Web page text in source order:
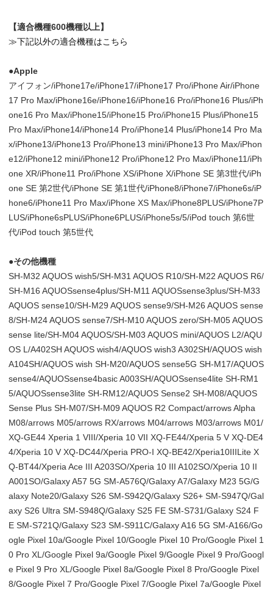
【適合機種600機種以上】
≫下記以外の適合機種はこちら
●Apple
アイフォン/iPhone17e/iPhone17/iPhone17 Pro/iPhone Air/iPhone
17 Pro Max/iPhone16e/iPhone16/iPhone16 Pro/iPhone16 Plus/iPh
one16 Pro Max/iPhone15/iPhone15 Pro/iPhone15 Plus/iPhone15
Pro Max/iPhone14/iPhone14 Pro/iPhone14 Plus/iPhone14 Pro Ma
x/iPhone13/iPhone13 Pro/iPhone13 mini/iPhone13 Pro Max/iPhon
e12/iPhone12 mini/iPhone12 Pro/iPhone12 Pro Max/iPhone11/iPh
one XR/iPhone11 Pro/iPhone XS/iPhone X/iPhone SE 第3世代/iPh
one SE 第2世代/iPhone SE 第1世代/iPhone8/iPhone7/iPhone6s/iP
hone6/iPhone11 Pro Max/iPhone XS Max/iPhone8PLUS/iPhone7P
LUS/iPhone6sPLUS/iPhone6PLUS/iPhone5s/5/iPod touch 第6世
代/iPod touch 第5世代
●その他機種
SH-M32 AQUOS wish5/SH-M31 AQUOS R10/SH-M22 AQUOS R6/
SH-M16 AQUOSsense4plus/SH-M11 AQUOSsense3plus/SH-M33
AQUOS sense10/SH-M29 AQUOS sense9/SH-M26 AQUOS sense
8/SH-M24 AQUOS sense7/SH-M10 AQUOS zero/SH-M05 AQUOS
sense lite/SH-M04 AQUOS/SH-M03 AQUOS mini/AQUOS L2/AQU
OS L/A402SH AQUOS wish4/AQUOS wish3 A302SH/AQUOS wish
A104SH/AQUOS wish SH-M20/AQUOS sense5G SH-M17/AQUOS
sense4/AQUOSsense4basic A003SH/AQUOSsense4lite SH-RM1
5/AQUOSsense3lite SH-RM12/AQUOS Sense2 SH-M08/AQUOS
Sense Plus SH-M07/SH-M09 AQUOS R2 Compact/arrows Alpha
M08/arrows M05/arrows RX/arrows M04/arrows M03/arrows M01/
XQ-GE44 Xperia 1 VIII/Xperia 10 VII XQ-FE44/Xperia 5 V XQ-DE4
4/Xperia 10 V XQ-DC44/Xperia PRO-I XQ-BE42/Xperia10IIILite X
Q-BT44/Xperia Ace III A203SO/Xperia 10 III A102SO/Xperia 10 II
A001SO/Galaxy A57 5G SM-A576Q/Galaxy A7/Galaxy M23 5G/G
alaxy Note20/Galaxy S26 SM-S942Q/Galaxy S26+ SM-S947Q/Gal
axy S26 Ultra SM-S948Q/Galaxy S25 FE SM-S731/Galaxy S24 F
E SM-S721Q/Galaxy S23 SM-S911C/Galaxy A16 5G SM-A166/Go
ogle Pixel 10a/Google Pixel 10/Google Pixel 10 Pro/Google Pixel 1
0 Pro XL/Google Pixel 9a/Google Pixel 9/Google Pixel 9 Pro/Googl
e Pixel 9 Pro XL/Google Pixel 8a/Google Pixel 8 Pro/Google Pixel
8/Google Pixel 7 Pro/Google Pixel 7/Google Pixel 7a/Google Pixel